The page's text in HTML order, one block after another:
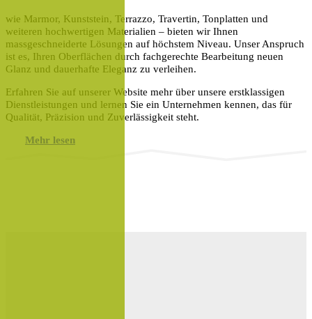
wie Marmor, Kunststein, Terrazzo, Travertin, Tonplatten und
weiteren hochwertigen Materialien – bieten wir Ihnen
massgeschneiderte Lösungen auf höchstem Niveau. Unser Anspruch
ist es, Ihren Oberflächen durch fachgerechte Bearbeitung neuen
Glanz und dauerhafte Eleganz zu verleihen.
Erfahren Sie auf unserer Website mehr über unsere erstklassigen
Dienstleistungen und lernen Sie ein Unternehmen kennen, das für
Qualität, Präzision und Zuverlässigkeit steht.
Mehr lesen